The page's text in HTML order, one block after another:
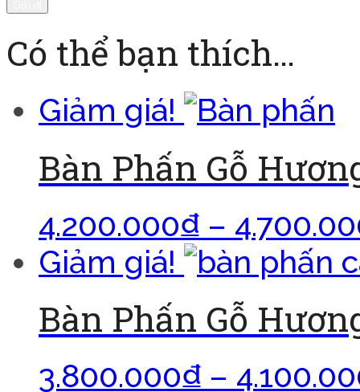
Có thể bạn thích…
Giảm giá!
Bàn Phấn Gỗ
4.200.000₫ –
Giảm giá!
Bàn Phấn Gỗ
3.800.000₫ –